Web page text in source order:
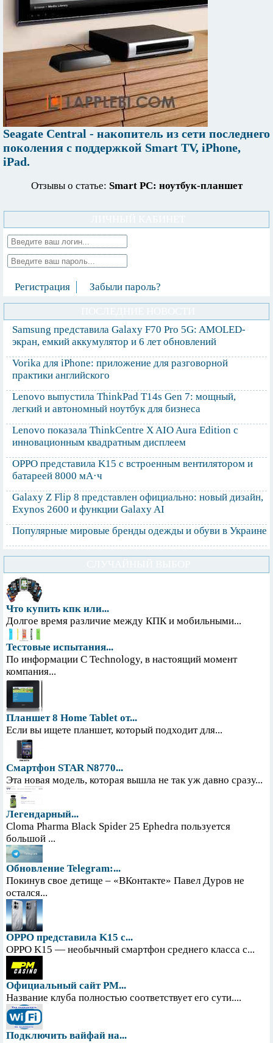
Seagate Central - накопитель из сети последнего
поколения с поддержкой Smart TV, iPhone,
iPad.
Отзывы о статье: Smart PC: ноутбук-планшет
Регистрация Забыли пароль?
Samsung представила Galaxy F70 Pro 5G: AMOLED-
экран, емкий аккумулятор и 6 лет обновлений
Vorika для iPhone: приложение для разговорной
практики английского
Lenovo выпустила ThinkPad T14s Gen 7: мощный,
легкий и автономный ноутбук для бизнеса
Lenovo показала ThinkCentre X AIO Aura Edition с
инновационным квадратным дисплеем
OPPO представила K15 с встроенным вентилятором и
батареей 8000 мА·ч
Galaxy Z Flip 8 представлен официально: новый дизайн,
Exynos 2600 и функции Galaxy AI
Популярные мировые бренды одежды и обуви в Украине
Что купить кпк или...
Долгое время различие между КПК и мобильными...
Тестовые испытания...
По информации С Technology, в настоящий момент
компания...
Планшет 8 Home Tablet от...
Если вы ищете планшет, который подходит для...
Смартфон STAR N8770...
Эта новая модель, которая вышла не так уж давно сразу...
Легендарный...
Cloma Pharma Black Spider 25 Ephedra пользуется
большой ...
Обновление Telegram:...
Покинув свое детище – «ВКонтакте» Павел Дуров не
остался...
OPPO представила K15 с...
OPPO K15 — необычный смартфон среднего класса с...
Официальный сайт PM...
Название клуба полностью соответствует его сути....
Подключить вайфай на...